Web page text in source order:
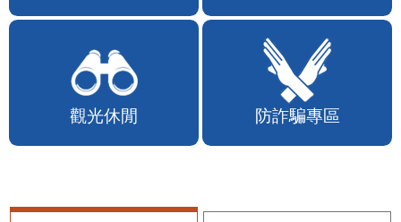
觀光休閒 防詐騙專區